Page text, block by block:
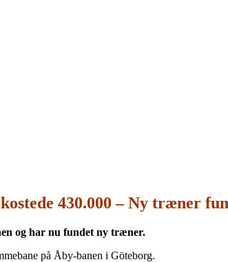
430.000 – Ny træner
og har nu fundet ny træner.
på Åby-banen i Göteborg.